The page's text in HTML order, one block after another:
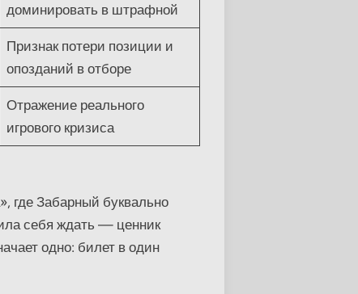
доминировать в штрафной
Признак потери позиции и
опозданий в отборе
Отражение реального
игрового кризиса
где Забарный буквально
себя ждать — ценник
одно: билет в один